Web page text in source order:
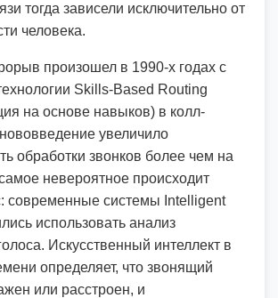
тогда зависели исключительно от
человека.
произошел в 1990-х годах с
Skills-Based Routing
на основе навыков) в колл-
увеличило
обработки звонков более чем на
невероятное происходит
современные системы Intelligent
использовать анализ
Искусственный интеллект в
определяет, что звонящий
или расстроен, и